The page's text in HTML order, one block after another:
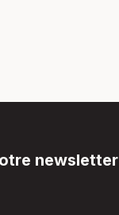
newsletter